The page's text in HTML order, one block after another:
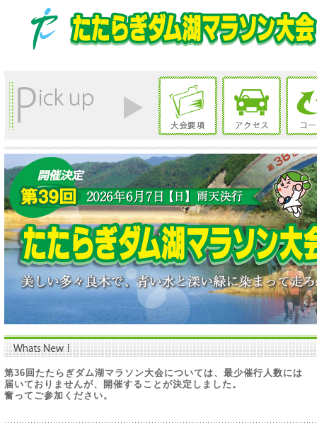
第36回たたらぎダム湖マラソン大会については、最少催行人数には
届いておりませんが、開催することが決定しました。
奮ってご参加ください。